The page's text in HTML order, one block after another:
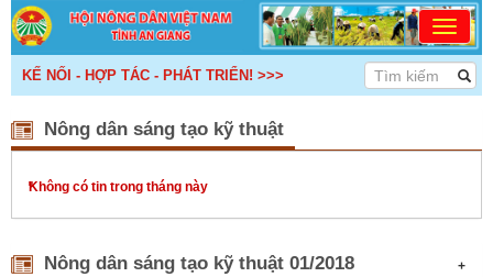
KẾ NỐI - HỢP TÁC - PHÁT TRIỂN! >>>
Nông dân sáng tạo kỹ thuật
Không có tin trong tháng này
+
Nông dân sáng tạo kỹ thuật 01/2018